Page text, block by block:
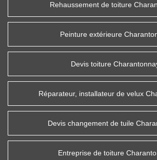
Rehaussement de toiture
Peinture extérieure
Devis toiture
Réparateur, installateur de velux
Devis changement de tuile
Entreprise de toiture